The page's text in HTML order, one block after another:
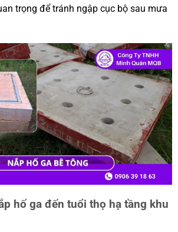
trọng để tránh ngập cục bộ sau mưa
hố ga đến tuổi thọ hạ tầng khu